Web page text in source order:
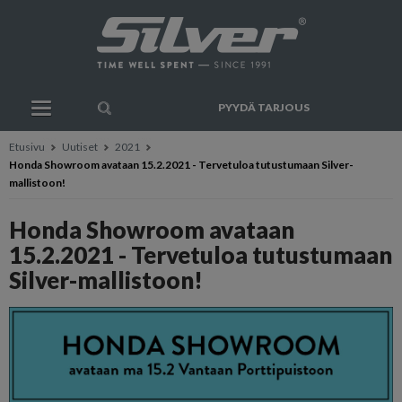
PYYDÄ TARJOUS
Etusivu Uutiset
2021
Honda Showroom avataan 15.2.2021 - Tervetuloa tutustumaan Silver-
mallistoon!
Honda Showroom avataan
15.2.2021 - Tervetuloa tutustumaan
Silver-mallistoon!